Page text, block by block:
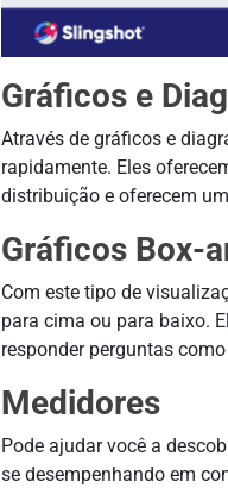
Gráficos e
Através de gráficos e
rapidamente. Eles
distribuição e oferecem
Gráficos Box-
Com este tipo de
para cima ou para baixo.
responder perguntas
Medidores
Pode ajudar você a
se desempenhando em